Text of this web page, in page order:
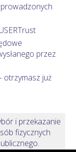
przez
otrzymasz już
i przekazanie
fizycznych